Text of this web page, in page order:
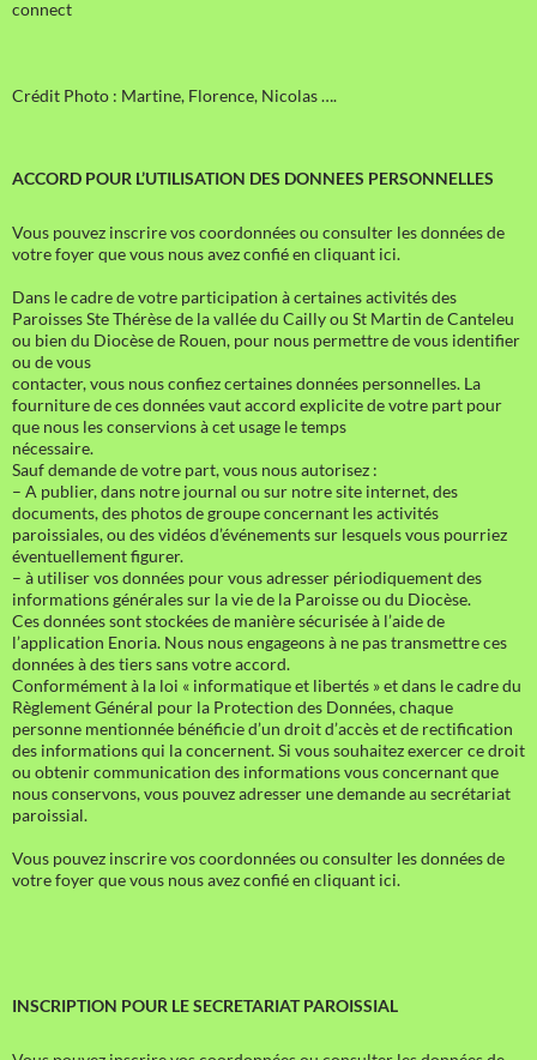
connect
Crédit Photo : Martine, Florence, Nicolas ….
ACCORD POUR L’UTILISATION DES DONNEES PERSONNELLES
Vous pouvez inscrire vos coordonnées ou consulter les données de
votre foyer que vous nous avez confié en cliquant ici.
Dans le cadre de votre participation à certaines activités des
Paroisses Ste Thérèse de la vallée du Cailly ou St Martin de Canteleu
ou bien du Diocèse de Rouen, pour nous permettre de vous identifier
ou de vous
contacter, vous nous confiez certaines données personnelles. La
fourniture de ces données vaut accord explicite de votre part pour
que nous les conservions à cet usage le temps
nécessaire.
Sauf demande de votre part, vous nous autorisez :
– A publier, dans notre journal ou sur notre site internet, des
documents, des photos de groupe concernant les activités
paroissiales, ou des vidéos d’événements sur lesquels vous pourriez
éventuellement figurer.
– à utiliser vos données pour vous adresser périodiquement des
informations générales sur la vie de la Paroisse ou du Diocèse.
Ces données sont stockées de manière sécurisée à l’aide de
l’application Enoria. Nous nous engageons à ne pas transmettre ces
données à des tiers sans votre accord.
Conformément à la loi « informatique et libertés » et dans le cadre du
Règlement Général pour la Protection des Données, chaque
personne mentionnée bénéficie d’un droit d’accès et de rectification
des informations qui la concernent. Si vous souhaitez exercer ce droit
ou obtenir communication des informations vous concernant que
nous conservons, vous pouvez adresser une demande au secrétariat
paroissial.
Vous pouvez inscrire vos coordonnées ou consulter les données de
votre foyer que vous nous avez confié en cliquant ici.
INSCRIPTION POUR LE SECRETARIAT PAROISSIAL